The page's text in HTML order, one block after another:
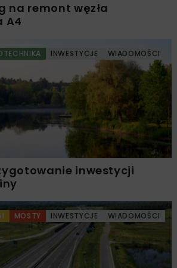
na remont węzła
A4
INWESTYCJE WIADOMOŚCI
inwestycji
MOSTY INWESTYCJE WIADOMOŚCI